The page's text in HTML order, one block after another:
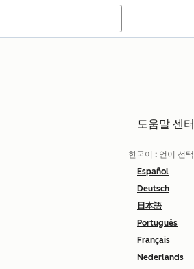
도움말 센터
한국어 : 언어 선택
Español
Deutsch
日本語
Português
Français
Nederlands